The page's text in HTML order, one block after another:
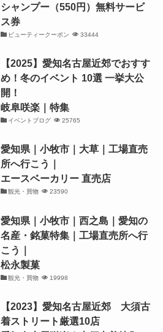
シャンプー（550円）無料サービ
ス券
ビューティークーポン 33444
【2025】愛知名古屋近郊でおすす
め！冬のイベント 10選 一挙大公
開！
岐阜咲楽｜特集
イベントブログ 25765
愛知県｜小牧市｜大草｜工場直売
所へ行こう｜
エースベーカリー 直売店
観光・買物 23590
愛知県｜小牧市｜西之島｜愛知の
名産・銘菓特集｜工場直売所へ行
こう｜
松永製菓
観光・買物 19998
【2023】愛知名古屋近郊 大須古
着ストリート厳選10店